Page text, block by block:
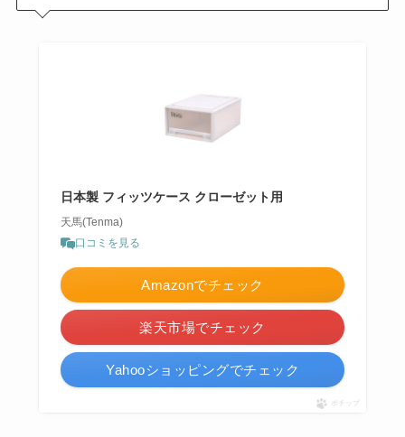
日本製 フィッツケース クローゼット用
天馬(Tenma)
口コミを見る
Amazonでチェック
楽天市場でチェック
Yahooショッピングでチェック
ポチップ